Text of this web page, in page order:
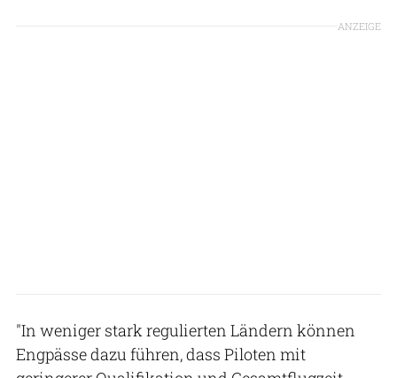
ANZEIGE
"In weniger stark regulierten Ländern können
Engpässe dazu führen, dass Piloten mit